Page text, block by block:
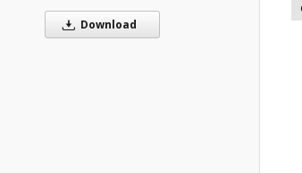
Download